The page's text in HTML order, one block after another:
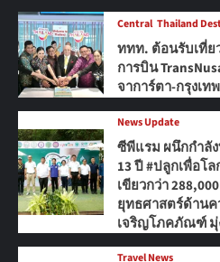
Central Thailand
ททท. ต้อนรับเที่
การบิน
จาการ์ตา-กรุงเท
News Update
ซีพีแรม ผนึกกำลั
13 ปี #ปลูกเพื่อโ
เขียวกว่า
ยุทธศาสตร์ด้านค
เจริญโภคภัณฑ์ มุ่
Travel News